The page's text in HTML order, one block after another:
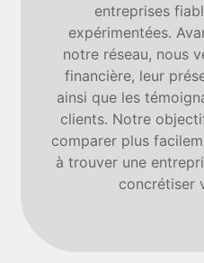
entreprises
expérimentées.
notre réseau, nous
financière, leur
ainsi que les
clients. Notre
comparer plus
à trouver une
concrétiser